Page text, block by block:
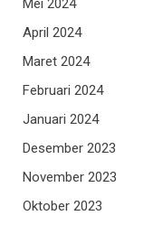
Mei 2024
April 2024
Maret 2024
Februari 2024
Januari 2024
Desember 2023
November 2023
Oktober 2023